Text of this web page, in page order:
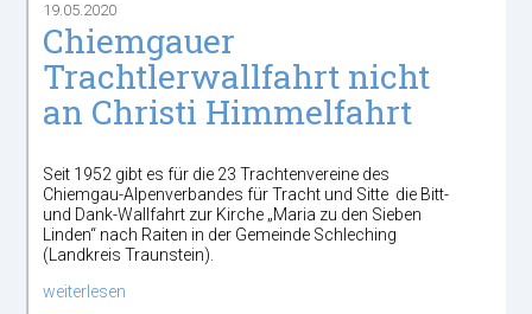
19.05.2020
Chiemgauer
Trachtlerwallfahrt nicht
an Christi Himmelfahrt
Seit 1952 gibt es für die 23 Trachtenvereine des
Chiemgau-Alpenverbandes für Tracht und Sitte die Bitt-
und Dank-Wallfahrt zur Kirche „Maria zu den Sieben
Linden“ nach Raiten in der Gemeinde Schleching
(Landkreis Traunstein).
weiterlesen